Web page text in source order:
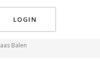
LOGIN
Home
Balen